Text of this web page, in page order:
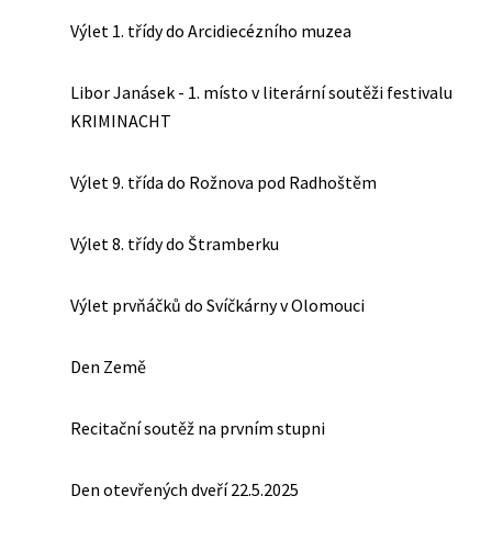
Výlet 1. třídy do Arcidiecézního muzea
Libor Janásek - 1. místo v literární soutěži festivalu
KRIMINACHT
Výlet 9. třída do Rožnova pod Radhoštěm
Výlet 8. třídy do Štramberku
Výlet prvňáčků do Svíčkárny v Olomouci
Den Země
Recitační soutěž na prvním stupni
Den otevřených dveří 22.5.2025